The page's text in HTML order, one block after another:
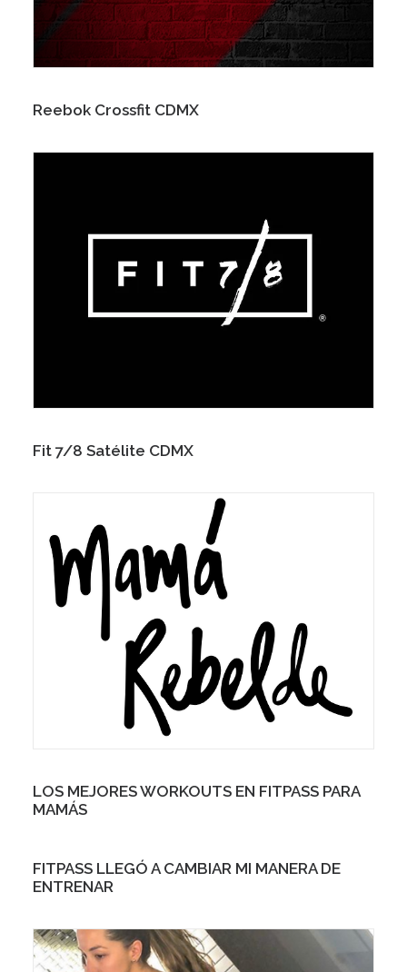
Reebok Crossfit CDMX
Fit 7/8 Satélite CDMX
LOS MEJORES WORKOUTS EN FITPASS PARA
MAMÁS
FITPASS LLEGÓ A CAMBIAR MI MANERA DE
ENTRENAR